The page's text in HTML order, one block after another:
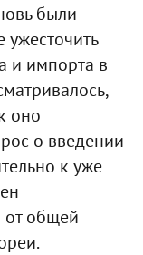
были
и импорта в
оно
о введении
к уже
от общей